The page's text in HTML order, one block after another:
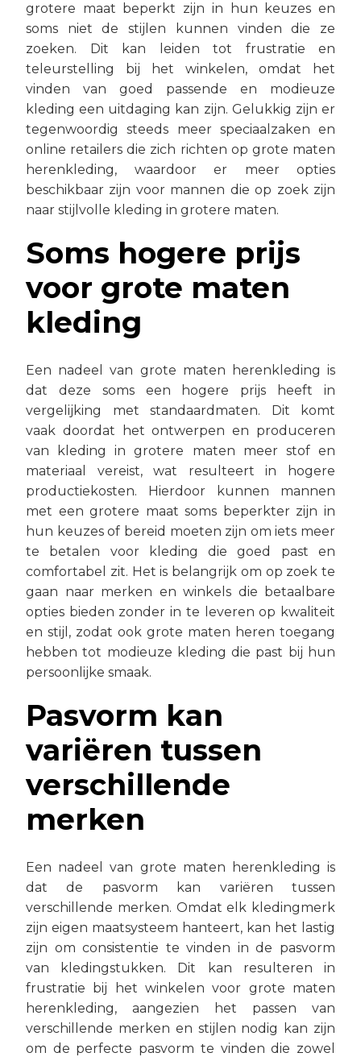
grotere maat beperkt zijn in hun keuzes en
soms niet de stijlen kunnen vinden die ze
zoeken. Dit kan leiden tot frustratie en
teleurstelling bij het winkelen, omdat het
vinden van goed passende en modieuze
kleding een uitdaging kan zijn. Gelukkig zijn er
tegenwoordig steeds meer speciaalzaken en
online retailers die zich richten op grote maten
herenkleding, waardoor er meer opties
beschikbaar zijn voor mannen die op zoek zijn
naar stijlvolle kleding in grotere maten.
Soms hogere prijs
voor grote maten
kleding
Een nadeel van grote maten herenkleding is
dat deze soms een hogere prijs heeft in
vergelijking met standaardmaten. Dit komt
vaak doordat het ontwerpen en produceren
van kleding in grotere maten meer stof en
materiaal vereist, wat resulteert in hogere
productiekosten. Hierdoor kunnen mannen
met een grotere maat soms beperkter zijn in
hun keuzes of bereid moeten zijn om iets meer
te betalen voor kleding die goed past en
comfortabel zit. Het is belangrijk om op zoek te
gaan naar merken en winkels die betaalbare
opties bieden zonder in te leveren op kwaliteit
en stijl, zodat ook grote maten heren toegang
hebben tot modieuze kleding die past bij hun
persoonlijke smaak.
Pasvorm kan
variëren tussen
verschillende
merken
Een nadeel van grote maten herenkleding is
dat de pasvorm kan variëren tussen
verschillende merken. Omdat elk kledingmerk
zijn eigen maatsysteem hanteert, kan het lastig
zijn om consistentie te vinden in de pasvorm
van kledingstukken. Dit kan resulteren in
frustratie bij het winkelen voor grote maten
herenkleding, aangezien het passen van
verschillende merken en stijlen nodig kan zijn
om de perfecte pasvorm te vinden die zowel